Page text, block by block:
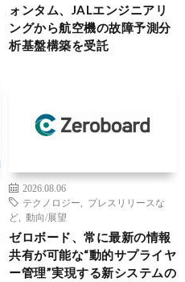
ォンタム、JALエンジニアリ
ングから航空機の故障予測分
析基盤構築を受託
2026.08.06
テクノロジー
プレスリリースな
ど
動向/展望
ゼロボード、常に最新の情報
共有が可能な“動的サプライヤ
ー管理”実現する新システムの